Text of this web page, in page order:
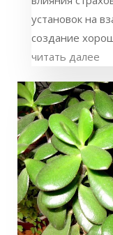
установок на
создание
читать далее